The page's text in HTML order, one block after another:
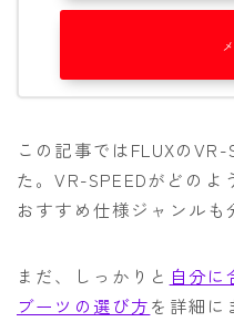
この記事ではFLUXの
た。VR-SPEEDがどのよ
おすすめ仕様ジャンルも
まだ、しっかりと 自分
ブーツの選び方を詳細に